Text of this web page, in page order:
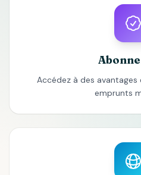
Accédez à des
emprunts